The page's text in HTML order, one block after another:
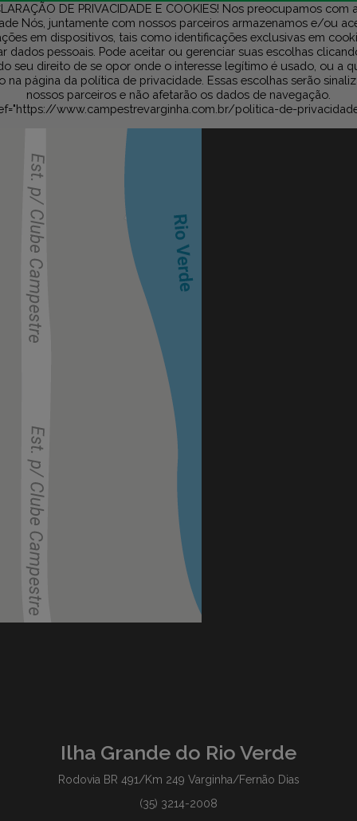
DE PRIVACIDADE E COOKIES! Nos preocupamos com
Nós, juntamente com nossos parceiros armazenamos e/ou
em dispositivos, tais como identificações exclusivas em
dados pessoais. Pode aceitar ou gerenciar suas escolhas
seu direito de se opor onde o interesse legítimo é usado, ou a
na página da política de privacidade. Essas escolhas serão
nossos parceiros e não afetarão os dados de navegação.
www.campestrevarginha.com.br/politica-de-
Ilha Grande do Rio Verde
Rodovia BR 491/Km 249 Varginha/Fernão Dias
(35) 3214-2008